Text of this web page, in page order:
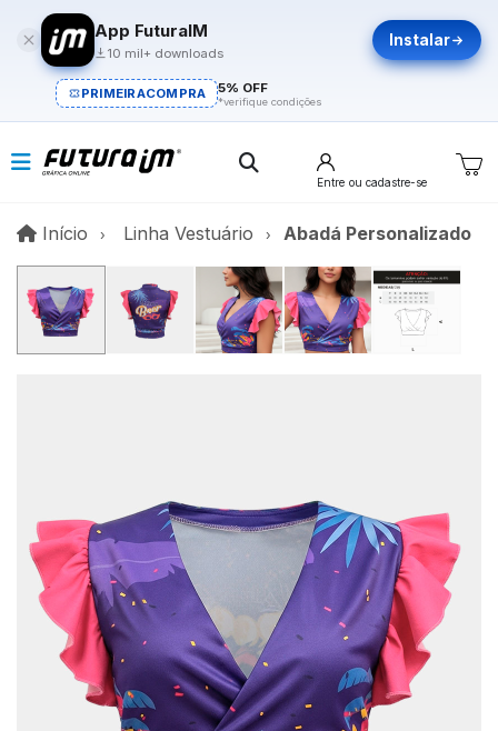
App FuturaIM
10 mil+ downloads
Instalar
PRIMEIRACOMPRA 5% OFF
*verifique condições
Entre ou cadastre-se
Início InícioLinha Vestuário Abadá Personalizado